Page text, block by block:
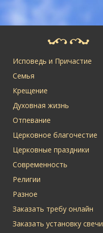
Исповедь и Причастие
Семья
Крещение
Духовная жизнь
Отпевание
Церковное благочестие
Церковные праздники
Современность
Религии
Разное
Заказать требу онлайн
Заказать установку свечи